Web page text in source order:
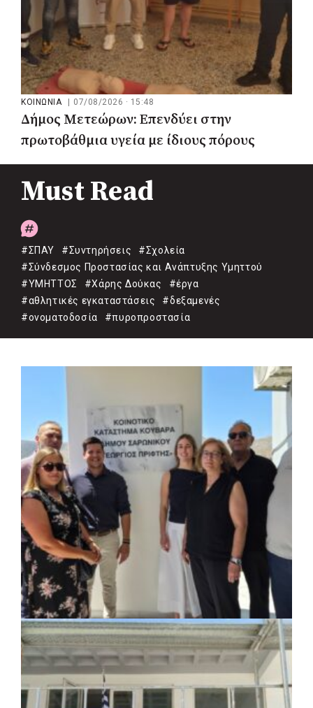
ΚΟΙΝΩΝΙΑ 07/08/2026 · 15:48
Δήμος Μετεώρων: Επενδύει στην
πρωτοβάθμια υγεία με ίδιους πόρους
Must Read
#ΣΠΑΥ #Συντηρήσεις
#Σχολεία
#Σύνδεσμος Προστασίας και Ανάπτυξης Υμηττού
#ΥΜΗΤΤΟΣ
#Χάρης Δούκας
#έργα
#αθλητικές εγκαταστάσεις
#δεξαμενές
#ονοματοδοσία
#πυροπροστασία
ΚΟΙΝΩΝΙΑ | 07/08/2026 · 18:01
Το Δημοτικό Κατάστημα Κουβαρά φέρει
πλέον το όνομα «Γεώργιος Πρίφτης»